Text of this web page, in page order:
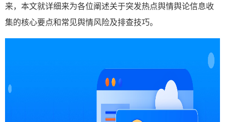
来，本文就详细来为各位阐述关于突发热点舆情舆论信息收
集的核心要点和常见舆情风险及排查技巧。